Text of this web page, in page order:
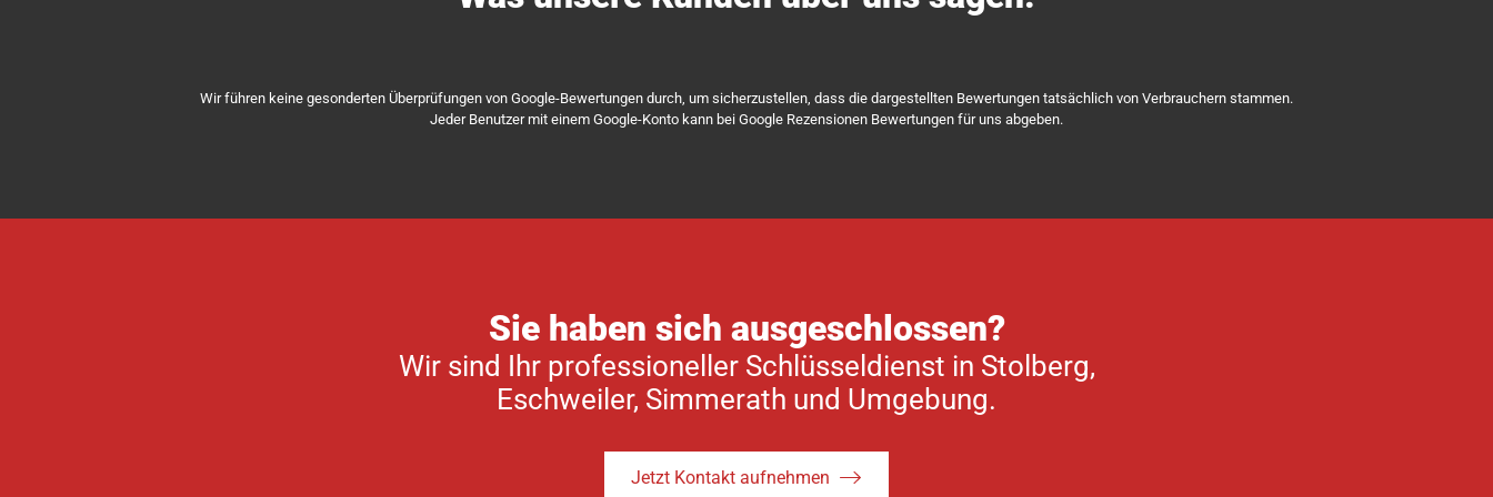
Wir führen keine gesonderten Überprüfungen von Google-Bewertungen durch, um sicherzustellen, dass die dargestellten Bewertungen tatsächlich von Verbrauchern stammen.
Jeder Benutzer mit einem Google-Konto kann bei Google Rezensionen Bewertungen für uns abgeben.
Sie haben sich ausgeschlossen?
Wir sind Ihr professioneller Schlüsseldienst in Stolberg,
Eschweiler, Simmerath und Umgebung.
Jetzt Kontakt aufnehmen